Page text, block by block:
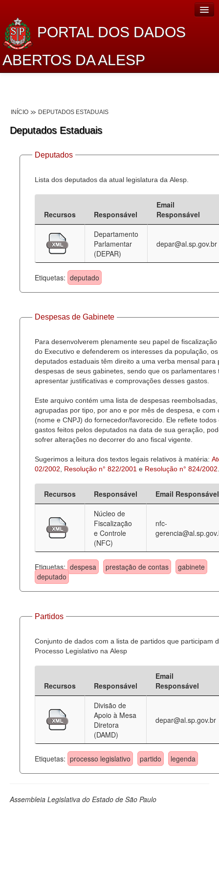
PORTAL DOS DADOS
ABERTOS DA ALESP
Lei de Acesso à Informação
Dados Governamentais Abertos
Planejamento
Catálogo de dados
Processo Legislativo
Deputados Estaduais
Administração
Legislação
Agenda
Perguntas frequentes
INÍCIO DEPUTADOS ESTADUAIS
Deputados Estaduais
Deputados
Lista dos deputados da atual legislatura da Alesp.
Recursos Responsável
Email
Responsável
Departamento
Parlamentar
(DEPAR)
depar@al.sp.gov.br
Etiquetas: deputado
Despesas de Gabinete
Para desenvolverem plenamente seu papel de fiscalização
do Executivo e defenderem os interesses da população, os
deputados estaduais têm direito a uma verba mensal para
despesas de seus gabinetes, sendo que os parlamentares
apresentar justificativas e comprovações desses gastos.
Este arquivo contém uma lista de despesas reembolsadas,
agrupadas por tipo, por ano e por mês de despesa, e com
(nome e CNPJ) do fornecedor/favorecido. Ele reflete todos
gastos feitos pelos deputados na data de sua geração,
sofrer alterações no decorrer do ano fiscal vigente.
Sugerimos a leitura dos textos legais relativos à matéria:
02/2002
Resolução n° 822/2001 e Resolução n° 824/2002
Recursos Responsável
Email Responsável
Núcleo de
Fiscalização
e Controle
(NFC)
nfc-
Etiquetas: despesa prestação de contas
gabinete
deputado
Partidos
Conjunto de dados com a lista de partidos que participam
Processo Legislativo na Alesp
Recursos Responsável
Email
Responsável
Divisão de
Apoio à Mesa
Diretora
(DAMD)
depar@al.sp.gov.br
Etiquetas: processo legislativo partido legenda
Assembleia Legislativa do Estado de São Paulo